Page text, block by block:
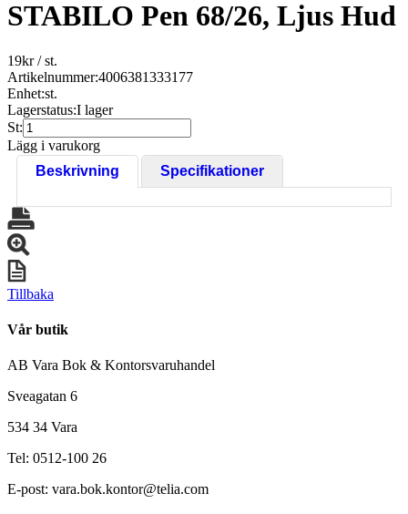
STABILO Pen 68/26, Ljus Hud
19kr/ st.
Artikelnummer:4006381333177
Enhet:st.
Lagerstatus:I lager
St:
Lägg i varukorg
Beskrivning
Specifikationer
Tillbaka
Vår butik
AB Vara Bok & Kontorsvaruhandel
Sveagatan 6
534 34 Vara
Tel: 0512-100 26
E-post: vara.bok.kontor@telia.com